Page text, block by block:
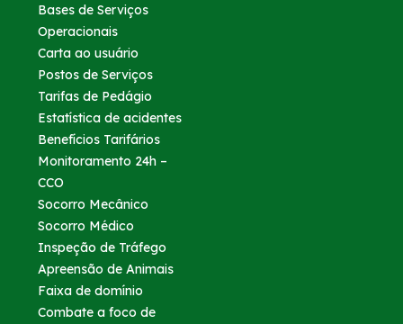
Bases de Serviços
Operacionais
Carta ao usuário
Postos de Serviços
Tarifas de Pedágio
Estatística de acidentes
Benefícios Tarifários
Monitoramento 24h –
CCO
Socorro Mecânico
Socorro Médico
Inspeção de Tráfego
Apreensão de Animais
Faixa de domínio
Combate a foco de